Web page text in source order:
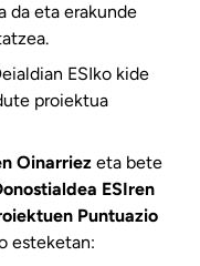
da eta erakunde
ESIko kide
proiektua
Oinarriez eta bete
ESIren
Puntuazio
esteketan: